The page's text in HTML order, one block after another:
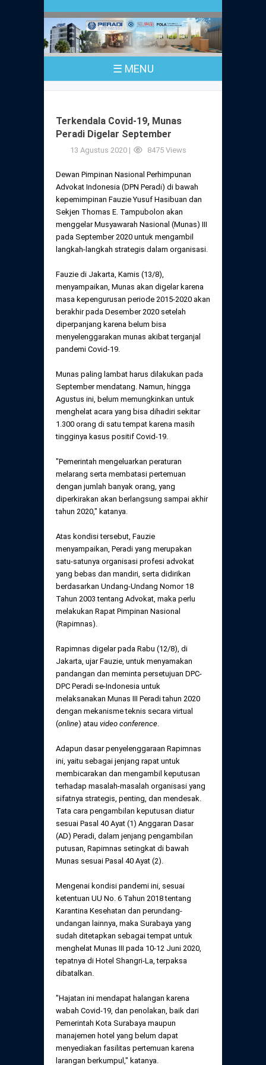
☰ MENU
Sejarah
Pusat Bantuan Hukum
Peraturan
Anggaran Dasar
Peraturan Magang
Peraturan Perpindahan Domisili Anggota
Perubahan Peraturan Perpindahan Domisili
Anggota
PKPA
UPA
Magang
Pengangkatan & Pengambilan Sumpah
Syarat Pengangkatan & Pengambilan
Sumpah
Pengumuman
Dewan Kehormatan
Dewan Kehormatan Daerah
Peraturan Pelaksanaan
Daftar Perkara Dewan Kehormatan Pusat
Daftar Perkara Dewan Kehormatan Daerah
Komisi Pengawas
Komisi Pengawas Pusat
Komisi Pengawas Daerah
Internasional
Certificate of Good Standing (COGS)
Terkendala Covid-19, Munas
Peradi Digelar September
13 Agustus 2020 | 8475 Views
Dewan Pimpinan Nasional Perhimpunan
Advokat Indonesia (DPN Peradi) di bawah
kepemimpinan Fauzie Yusuf Hasibuan dan
Sekjen Thomas E. Tampubolon akan
menggelar Musyawarah Nasional (Munas) III
pada September 2020 untuk mengambil
langkah-langkah strategis dalam organisasi.
Fauzie di Jakarta, Kamis (13/8),
menyampaikan, Munas akan digelar karena
masa kepengurusan periode 2015-2020 akan
berakhir pada Desember 2020 setelah
diperpanjang karena belum bisa
menyelenggarakan munas akibat terganjal
pandemi Covid-19.
Munas paling lambat harus dilakukan pada
September mendatang. Namun, hingga
Agustus ini, belum memungkinkan untuk
menghelat acara yang bisa dihadiri sekitar
1.300 orang di satu tempat karena masih
tingginya kasus positif Covid-19.
"Pemerintah mengeluarkan peraturan
melarang serta membatasi pertemuan
dengan jumlah banyak orang, yang
diperkirakan akan berlangsung sampai akhir
tahun 2020," katanya.
Atas kondisi tersebut, Fauzie
menyampaikan, Peradi yang merupakan
satu-satunya organisasi profesi advokat
yang bebas dan mandiri, serta didirikan
berdasarkan Undang-Undang Nomor 18
Tahun 2003 tentang Advokat, maka perlu
melakukan Rapat Pimpinan Nasional
(Rapimnas).
Rapimnas digelar pada Rabu (12/8), di
Jakarta, ujar Fauzie, untuk menyamakan
pandangan dan meminta persetujuan DPC-
DPC Peradi se-Indonesia untuk
melaksanakan Munas III Peradi tahun 2020
dengan mekanisme teknis secara virtual
(online) atau video conference
Adapun dasar penyelenggaraan Rapimnas
ini, yaitu sebagai jenjang rapat untuk
membicarakan dan mengambil keputusan
terhadap masalah-masalah organisasi yang
sifatnya strategis, penting, dan mendesak.
Tata cara pengambilan keputusan diatur
sesuai Pasal 40 Ayat (1) Anggaran Dasar
(AD) Peradi, dalam jenjang pengambilan
putusan, Rapimnas setingkat di bawah
Munas sesuai Pasal 40 Ayat (2).
Mengenai kondisi pandemi ini, sesuai
ketentuan UU No. 6 Tahun 2018 tentang
Karantina Kesehatan dan perundang-
undangan lainnya, maka Surabaya yang
sudah ditetapkan sebagai tempat untuk
menghelat Munas III pada 10-12 Juni 2020,
tepatnya di Hotel Shangri-La, terpaksa
dibatalkan.
"Hajatan ini mendapat halangan karena
wabah Covid-19, dan penolakan, baik dari
Pemerintah Kota Surabaya maupun
manajemen hotel yang belum dapat
menyediakan fasilitas pertemuan karena
larangan berkumpul," katanya.